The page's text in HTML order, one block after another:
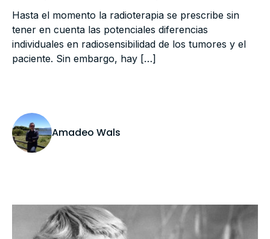
Hasta el momento la radioterapia se prescribe sin
tener en cuenta las potenciales diferencias
individuales en radiosensibilidad de los tumores y el
paciente. Sin embargo, hay […]
Amadeo Wals